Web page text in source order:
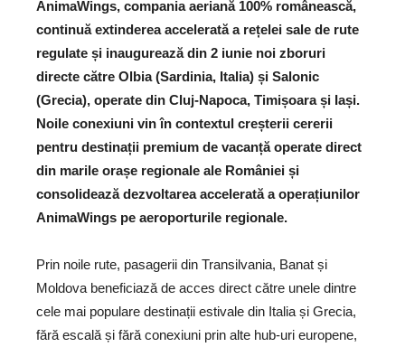
AnimaWings, compania aeriană 100% românească,
continuă extinderea accelerată a rețelei sale de rute
regulate și inaugurează din 2 iunie noi zboruri
directe către Olbia (Sardinia, Italia) și Salonic
(Grecia), operate din Cluj-Napoca, Timișoara și Iași.
Noile conexiuni vin în contextul creșterii cererii
pentru destinații premium de vacanță operate direct
din marile orașe regionale ale României și
consolidează dezvoltarea accelerată a operațiunilor
AnimaWings pe aeroporturile regionale.
Prin noile rute, pasagerii din Transilvania, Banat și
Moldova beneficiază de acces direct către unele dintre
cele mai populare destinații estivale din Italia și Grecia,
fără escală și fără conexiuni prin alte hub-uri europene,